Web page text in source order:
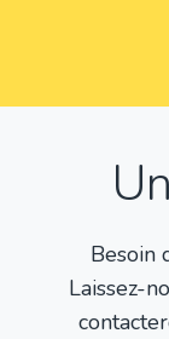
Besoin
Laissez-